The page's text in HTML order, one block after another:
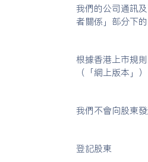
我們的公司通訊
者關係」部分下
根據香港上市規
（「網上版本」）
我們不會向股東
登記股東